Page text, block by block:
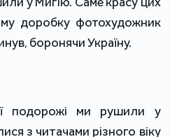
доробку фотохудожник
боронячи Україну.
подорожі ми рушили у
з читачами різного віку